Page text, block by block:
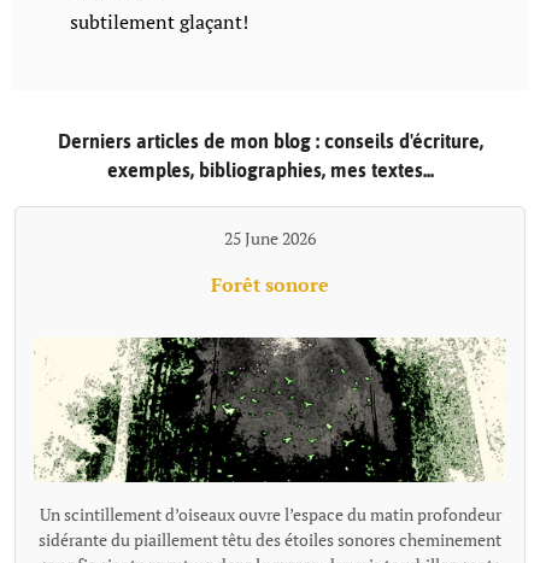
subtilement glaçant!
Derniers articles de mon blog : conseils d'écriture,
exemples, bibliographies, mes textes...
25 June 2026
Forêt sonore
Un scintillement d’oiseaux ouvre l’espace du matin profondeur
sidérante du piaillement têtu des étoiles sonores cheminement